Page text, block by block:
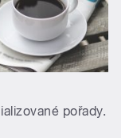
pořady.